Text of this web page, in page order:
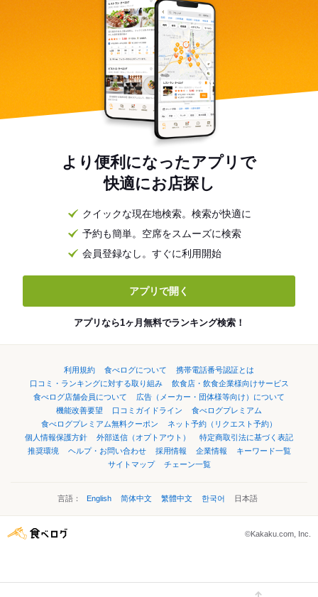
より便利になったアプリで
快適にお店探し
クイックな現在地検索。検索が快適に
予約も簡単。空席をスムーズに検索
会員登録なし。すぐに利用開始
アプリで開く
アプリなら1ヶ月無料でランキング検索！
利用規約 食べログについて
携帯電話番号認証とは
口コミ・ランキングに対する取り組み
飲食店・飲食企業様向けサービス
食べログ店舗会員について
広告（メーカー・団体様等向け）について
機能改善要望
口コミガイドライン
食べログプレミアム
食べログプレミアム無料クーポン
ネット予約（リクエスト予約）
個人情報保護方針
外部送信（オプトアウト）
特定商取引法に基づく表記
推奨環境
ヘルプ・お問い合わせ 採用情報 企業情報
キーワード一覧
サイトマップ
チェーン一覧
言語： English 简体中文 繁體中文 한국어 日本語
©Kakaku.com, Inc.